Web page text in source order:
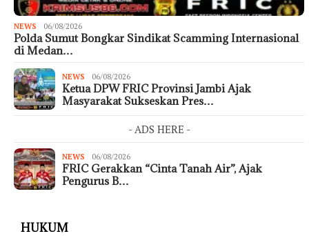
NEWS 06/08/2026
Polda Sumut Bongkar Sindikat Scamming Internasional
di Medan…
NEWS 06/08/2026
Ketua DPW FRIC Provinsi Jambi Ajak
Masyarakat Sukseskan Pres…
- ADS HERE -
NEWS 06/08/2026
FRIC Gerakkan “Cinta Tanah Air”, Ajak
Pengurus B…
HUKUM